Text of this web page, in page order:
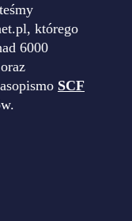
którego
6000
SCF